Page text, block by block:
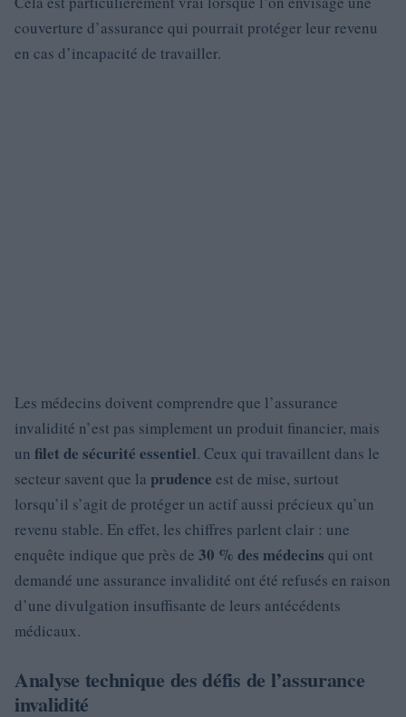
couverture d’assurance qui pourrait protéger leur revenu
en cas d’incapacité de travailler.
Les médecins doivent comprendre que l’assurance
invalidité n’est pas simplement un produit financier, mais
un filet de sécurité essentiel. Ceux qui travaillent dans le
secteur savent que la prudence est de mise, surtout
lorsqu’il s’agit de protéger un actif aussi précieux qu’un
revenu stable. En effet, les chiffres parlent clair : une
enquête indique que près de 30 % des médecins qui ont
demandé une assurance invalidité ont été refusés en raison
d’une divulgation insuffisante de leurs antécédents
médicaux.
Analyse technique des défis de l’assurance
invalidité